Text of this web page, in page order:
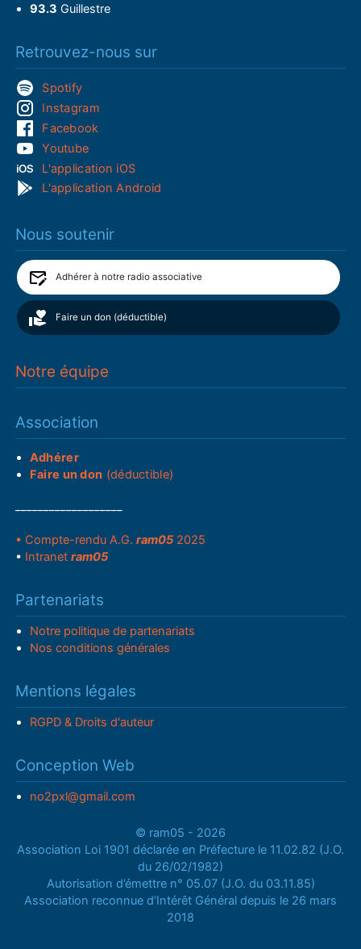
93.3 Guillestre
Retrouvez-nous sur
Spotify
Instagram
Facebook
Youtube
L'application iOS
L'application Android
Nous soutenir
Adhérer à notre radio associative
Faire un don (déductible)
Notre équipe
Association
Adhérer
Faire un don (déductible)
• Compte-rendu A.G.ram05 2025
• Intranetram05
Partenariats
Notre politique de partenariats
Nos conditions générales
Mentions légales
RGPD & Droits d'auteur
Conception Web
no2pxl@gmail.com
© ram05 - 2026
Association Loi 1901 déclarée en Préfecture le 11.02.82 (J.O.
du 26/02/1982)
Autorisation d’émettre n° 05.07 (J.O. du 03.11.85)
Association reconnue d’Intérêt Général depuis le 26 mars
2018